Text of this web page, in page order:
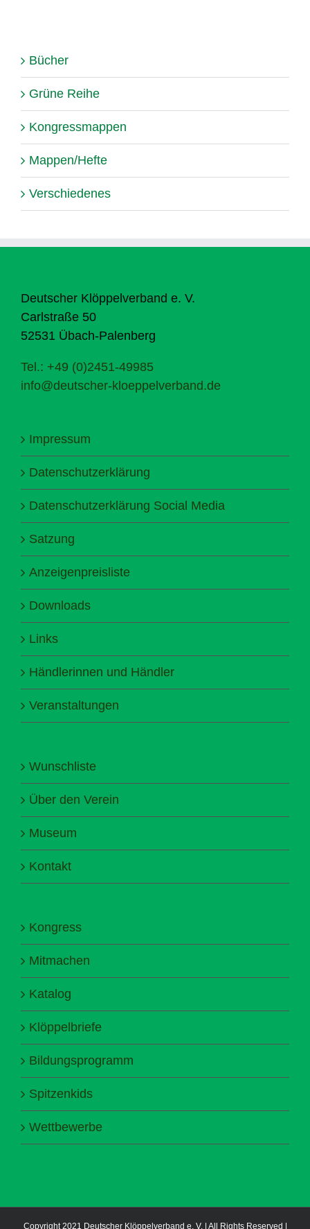
Bücher
Grüne Reihe
Kongressmappen
Mappen/Hefte
Verschiedenes
Deutscher Klöppelverband e. V.
Carlstraße 50
52531 Übach-Palenberg
Tel.: +49 (0)2451-49985
info@deutscher-kloeppelverband.de
Impressum
Datenschutzerklärung
Datenschutzerklärung Social Media
Satzung
Anzeigenpreisliste
Downloads
Links
Händlerinnen und Händler
Veranstaltungen
Wunschliste
Über den Verein
Museum
Kontakt
Kongress
Mitmachen
Katalog
Klöppelbriefe
Bildungsprogramm
Spitzenkids
Wettbewerbe
Copyright 2021 Deutscher Klöppelverband e. V. | All Rights Reserved |